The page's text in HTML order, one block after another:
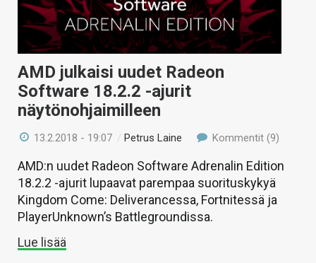
AMD julkaisi uudet Radeon
Software 18.2.2 -ajurit
näytönohjaimilleen
13.2.2018 - 19:07 /Petrus Laine Kommentit (9)
AMD:n uudet Radeon Software Adrenalin Edition
18.2.2 -ajurit lupaavat parempaa suorituskykyä
Kingdom Come: Deliverancessa, Fortnitessä ja
PlayerUnknown’s Battlegroundissa.
Lue lisää